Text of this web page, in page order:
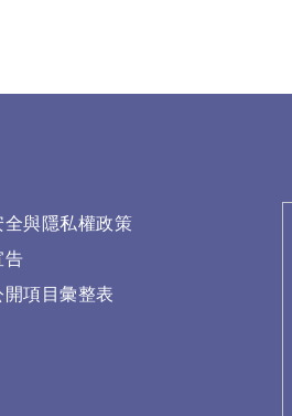
與隱私權政策
告
項目彙整表